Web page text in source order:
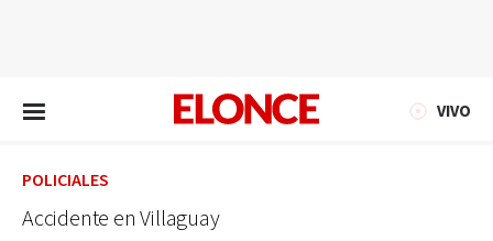
VIVO
POLICIALES
Accidente en Villaguay